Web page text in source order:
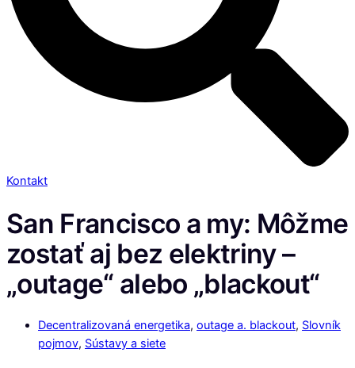
Kontakt
San Francisco a my: Môžme
zostať aj bez elektriny –
„outage“ alebo „blackout“
Decentralizovaná energetika, outage a. blackout, Slovník
pojmov, Sústavy a siete